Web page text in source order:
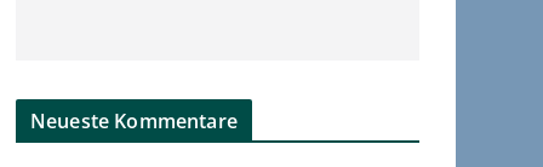
Neueste Kommentare